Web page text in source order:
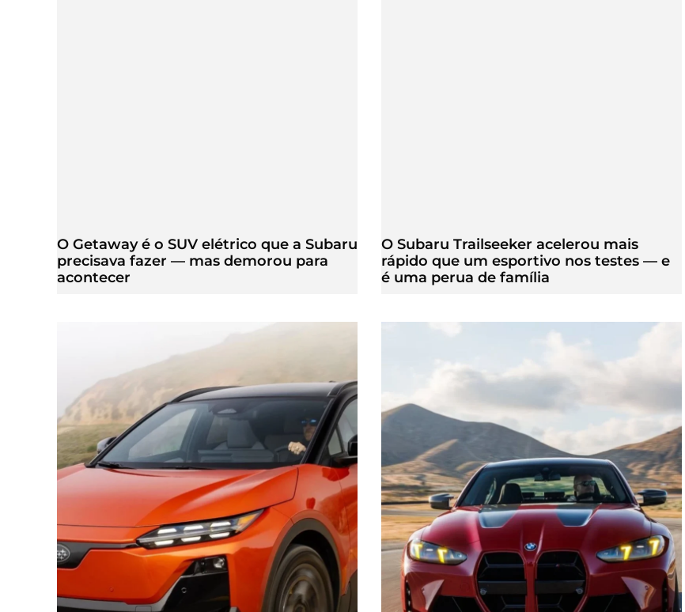
O Getaway é o SUV elétrico que a Subaru
precisava fazer — mas demorou para
acontecer
O Subaru Trailseeker acelerou mais
rápido que um esportivo nos testes — e
é uma perua de família